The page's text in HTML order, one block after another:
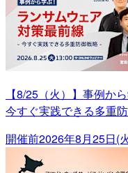
【8/25（火）】事例か
今すぐ実践できる多重
開催前2026年8月25日(